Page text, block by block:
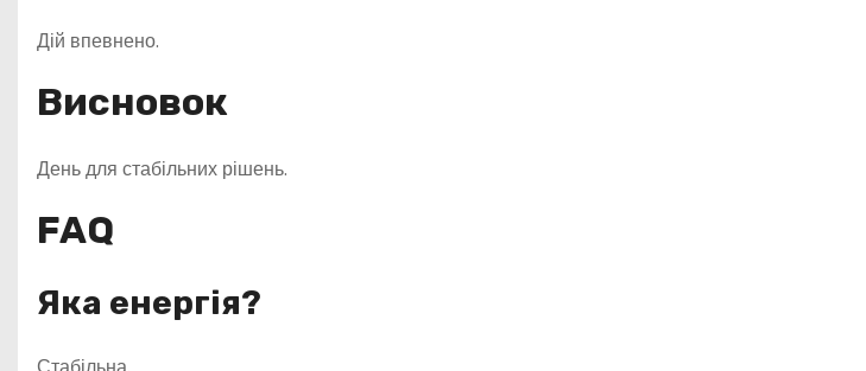
Дій впевнено.
Висновок
День для стабільних рішень.
FAQ
Яка енергія?